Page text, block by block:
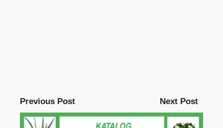
Previous Post Next Post